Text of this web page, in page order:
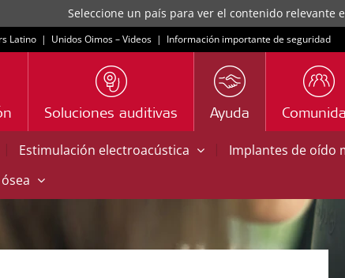
Seleccione un país para ver el contenido relevante
Latino | Unidos Oimos – Videos | Información importante de seguridad
Soluciones auditivas Ayuda
| Estimulación electroacústica | Implantes de oído